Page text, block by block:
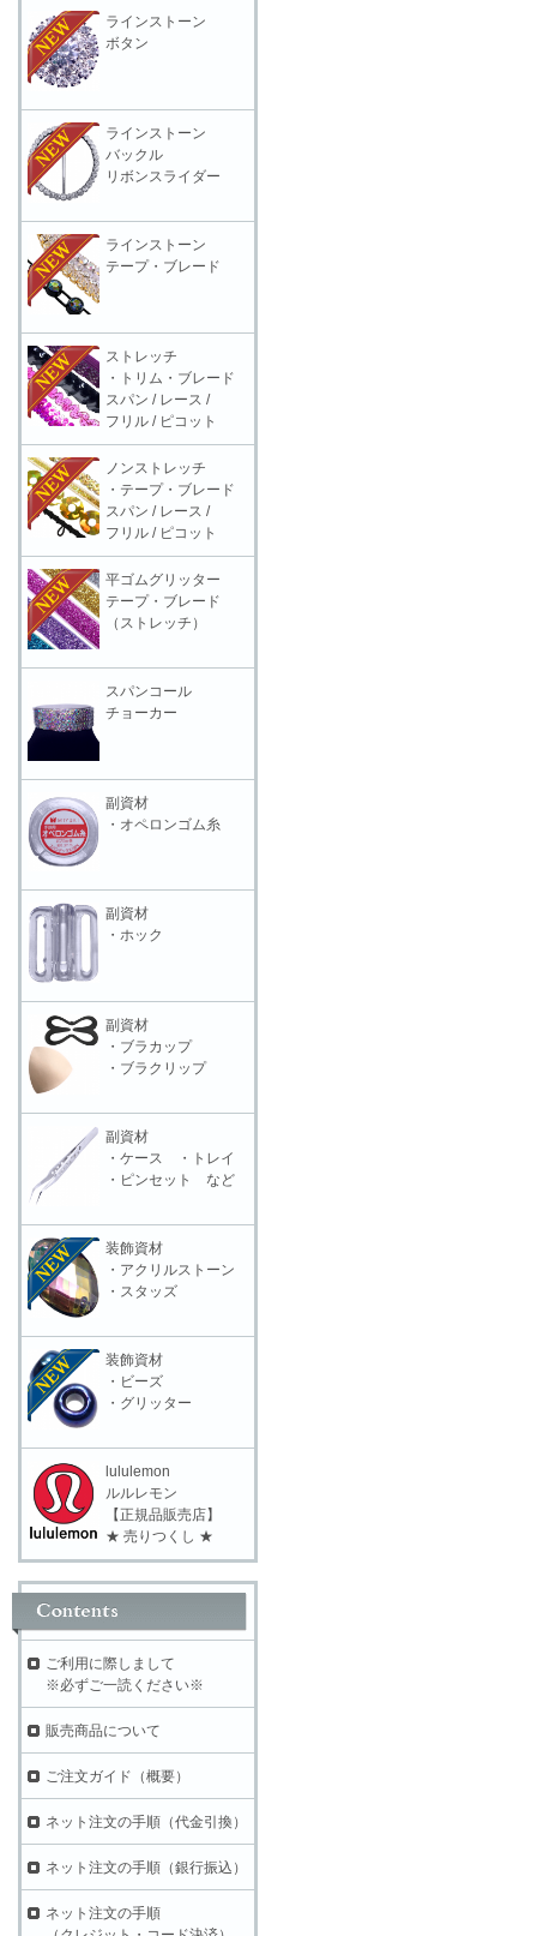
ラインストーン
ボタン
ラインストーン
バックル
リボンスライダー
ラインストーン
テープ・ブレード
ストレッチ
・トリム・ブレード
スパン / レース /
フリル / ピコット
ノンストレッチ
・テープ・ブレード
スパン / レース /
フリル / ピコット
平ゴムグリッター
テープ・ブレード
（ストレッチ）
スパンコール
チョーカー
副資材
・オペロンゴム糸
副資材
・ホック
副資材
・ブラカップ
・ブラクリップ
副資材
・ケース ・トレイ
・ピンセット など
装飾資材
・アクリルストーン
・スタッズ
装飾資材
・ビーズ
・グリッター
lululemon
ルルレモン
【正規品販売店】
★ 売りつくし ★
ご利用に際しまして
※必ずご一読ください※
販売商品について
ご注文ガイド（概要）
ネット注文の手順（代金引換）
ネット注文の手順（銀行振込）
ネット注文の手順